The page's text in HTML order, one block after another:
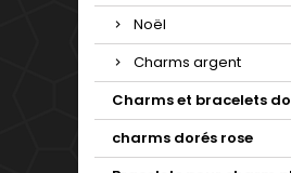
Noël
Charms argent
Charms et bracelets
charms dorés rose